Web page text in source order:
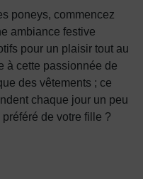
poneys, commencez
ambiance festive
pour un plaisir tout au
à cette passionnée de
des vêtements ; ce
chaque jour un peu
de votre fille ?